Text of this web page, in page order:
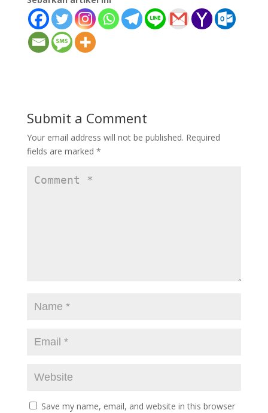
Submit a Comment
Your email address will not be published. Required
fields are marked *
Save my name, email, and website in this browser